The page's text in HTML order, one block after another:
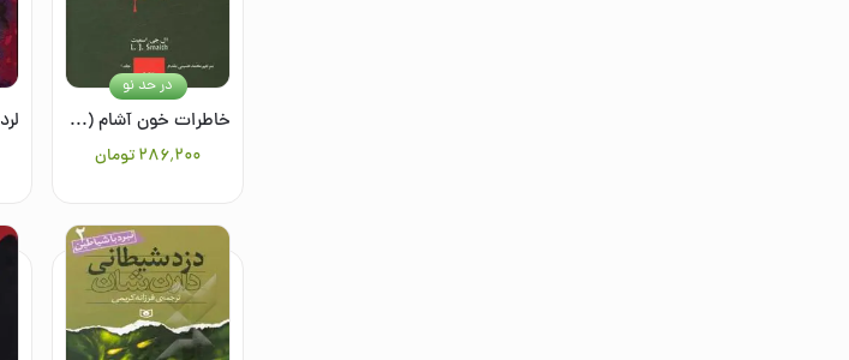
خاطرات خون آشام (1): بیداری (جلد اول)
۲۸۶٬۲۰۰تومان
در حد نو